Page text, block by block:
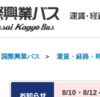
国際興業バス ＞ 運賃・経路・
8/10・8/12